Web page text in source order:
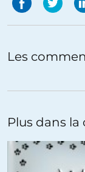
Les
Plus dans la